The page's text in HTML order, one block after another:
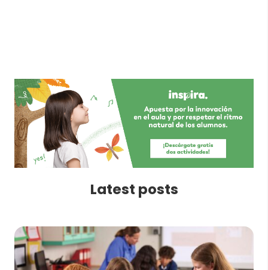
Latest posts